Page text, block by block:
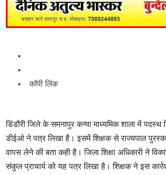
कॉपी लिंक
डिंडौरी जिले के समनापुर कन्या माध्यमिक शाला में पदस्थ
डीईओ ने पत्र लिखा है। इसमें शिक्षक से राज्यपाल
वापस लेने की बता कही है। जिला शिक्षा अधिकारी ने
संकुल प्राचार्य को यह पत्र लिखा है। शिक्षक ने इस